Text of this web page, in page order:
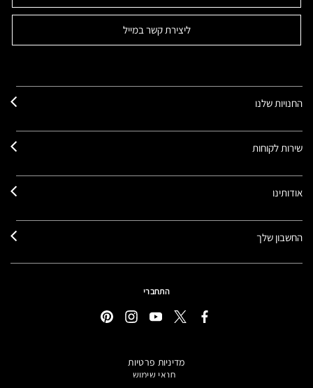
ליצירת קשר במייל
החנויות שלנו
שירות לקוחות
אודותינו
החשבון שלך
התחברי
מדיניות פרטיות
תנאי שימוש